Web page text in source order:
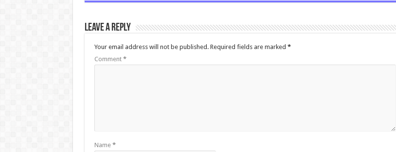
Leave a Reply
Your email address will not be published. Required fields are marked *
Comment *
Name *